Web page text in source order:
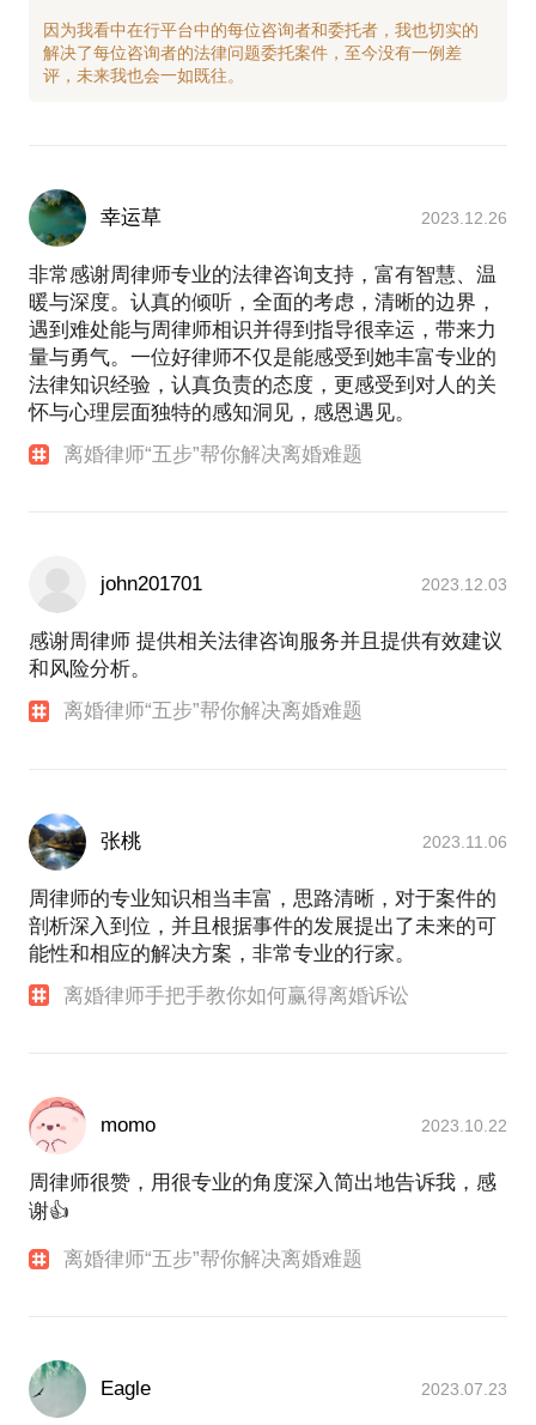
因为我看中在行平台中的每位咨询者和委托者，我也切实的
解决了每位咨询者的法律问题委托案件，至今没有一例差
幸运草 2023.12.26
非常感谢周律师专业的法律咨询支持，富有智慧、温
暖与深度。认真的倾听，全面的考虑，清晰的边界，
遇到难处能与周律师相识并得到指导很幸运，带来力
量与勇气。一位好律师不仅是能感受到她丰富专业的
法律知识经验，认真负责的态度，更感受到对人的关
怀与心理层面独特的感知洞见，感恩遇见。
离婚律师“五步”帮你解决离婚难题
john201701 2023.12.03
感谢周律师 提供相关法律咨询服务并且提供有效建议
和风险分析。
离婚律师“五步”帮你解决离婚难题
张桃 2023.11.06
周律师的专业知识相当丰富，思路清晰，对于案件的
剖析深入到位，并且根据事件的发展提出了未来的可
能性和相应的解决方案，非常专业的行家。
离婚律师手把手教你如何赢得离婚诉讼
momo 2023.10.22
周律师很赞，用很专业的角度深入简出地告诉我，感
谢👍
离婚律师“五步”帮你解决离婚难题
Eagle 2023.07.23